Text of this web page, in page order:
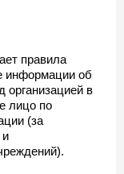
правила
информации об
организацией в
лицо по
(за
и